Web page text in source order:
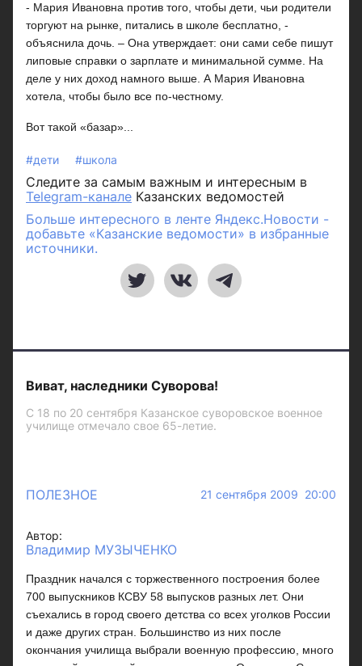
- Мария Ивановна против того, чтобы дети, чьи родители
торгуют на рынке, питались в школе бесплатно, -
объяснила дочь. – Она утверждает: они сами себе пишут
липовые справки о зарплате и минимальной сумме. На
деле у них доход намного выше. А Мария Ивановна
хотела, чтобы было все по-честному.
Вот такой «базар»...
#дети #школа
Следите за самым важным и интересным в
Telegram-канале Казанских ведомостей
Больше интересного в ленте Яндекс.Новости -
добавьте «Казанские ведомости» в избранные
источники.
Виват, наследники Суворова!
С 18 по 20 сентября Казанское суворовское военное
училище отмечало свое 65-летие.
ПОЛЕЗНОЕ 21 сентября 2009 20:00
Автор:
Владимир МУЗЫЧЕНКО
Праздник начался с торжественного построения более
700 выпускников КСВУ 58 выпусков разных лет. Они
съехались в город своего детства со всех уголков России
и даже других стран. Большинство из них после
окончания училища выбрали военную профессию, много